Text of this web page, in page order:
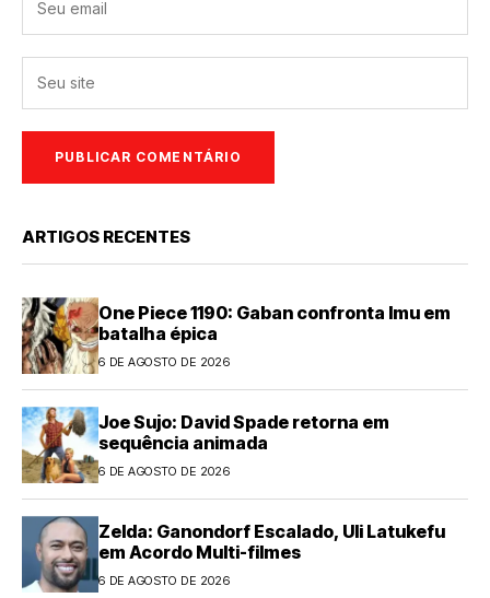
ARTIGOS RECENTES
One Piece 1190: Gaban confronta Imu em
batalha épica
6 DE AGOSTO DE 2026
Joe Sujo: David Spade retorna em
sequência animada
6 DE AGOSTO DE 2026
Zelda: Ganondorf Escalado, Uli Latukefu
em Acordo Multi-filmes
6 DE AGOSTO DE 2026